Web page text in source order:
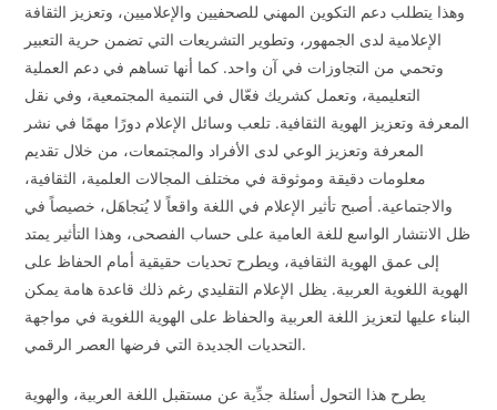
وهذا يتطلب دعم التكوين المهني للصحفيين والإعلاميين، وتعزيز الثقافة
الإعلامية لدى الجمهور، وتطوير التشريعات التي تضمن حرية التعبير
وتحمي من التجاوزات في آن واحد. كما أنها تساهم في دعم العملية
التعليمية، وتعمل كشريك فعّال في التنمية المجتمعية، وفي نقل
المعرفة وتعزيز الهوية الثقافية. تلعب وسائل الإعلام دورًا مهمًا في نشر
المعرفة وتعزيز الوعي لدى الأفراد والمجتمعات، من خلال تقديم
معلومات دقيقة وموثوقة في مختلف المجالات العلمية، الثقافية،
والاجتماعية. أصبح تأثير الإعلام في اللغة واقعاً لا يُتجاهَل، خصيصاً في
ظل الانتشار الواسع للغة العامية على حساب الفصحى، وهذا التأثير يمتد
إلى عمق الهوية الثقافية، ويطرح تحديات حقيقية أمام الحفاظ على
الهوية اللغوية العربية. يظل الإعلام التقليدي رغم ذلك قاعدة هامة يمكن
البناء عليها لتعزيز اللغة العربية والحفاظ على الهوية اللغوية في مواجهة
التحديات الجديدة التي فرضها العصر الرقمي.
يطرح هذا التحول أسئلة جدِّية عن مستقبل اللغة العربية، والهوية